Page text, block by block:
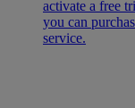
activate a free
you can
service.